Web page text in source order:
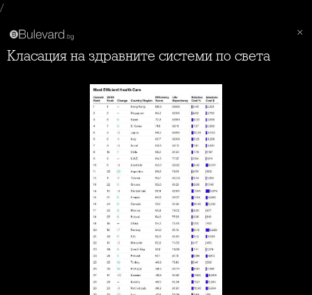
/
Класация на здравните системи по света